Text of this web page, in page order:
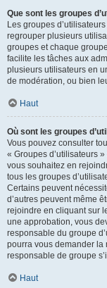
Que sont les groupes
Les groupes
regrouper plusieurs
groupes et chaque
facilite les tâches aux
plusieurs utilisateurs en
de modération, ou bien
Haut
Où sont les groupes
Vous pouvez consulter
« Groupes d’utilisateurs
vous souhaitez en
tous les groupes
Certains peuvent
d’autres peuvent même
rejoindre en cliquant sur
une approbation, vous
responsable du groupe
pourra vous demander la
responsable de groupe
Haut